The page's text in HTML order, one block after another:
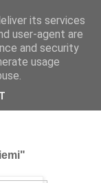
its services
user-agent are
and security
usage